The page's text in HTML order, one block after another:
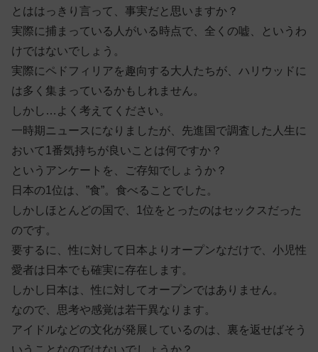
とははっきり言って、事実だと思いますか？
実際に捕まっている人がいる時点で、全くの嘘、というわ
けではないでしょう。
実際にペドフィリアを趣向する大人たちが、ハリウッドに
は多く集まっているかもしれません。
しかし…よく考えてください。
一時期ニュースになりましたが、先進国で調査した人生に
おいて1番気持ちが良いことは何ですか？
というアンケートを、ご存知でしょうか？
日本の1位は、”食”。食べることでした。
しかしほとんどの国で、1位をとったのはセックスだった
のです。
要するに、性に対して日本よりオープンなだけで、小児性
愛者は日本でも確実に存在します。
しかし日本は、性に対してオープンではありません。
なので、思考や感覚は若干異なります。
アイドルなどの文化が発展しているのは、裏を返せばそう